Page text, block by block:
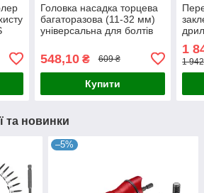
Головка насадка торцева
багаторазова (11-32 мм)
універсальна для болтів
шурупокрут дриль.
548,10₴ 609 ₴
Купити
1
1
та новинки
–5%